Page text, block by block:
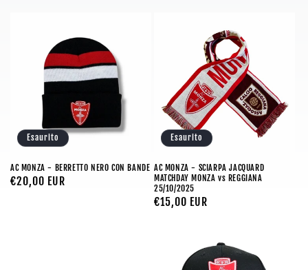
Esaurito
AC MONZA - BERRETTO NERO CON BANDE
Prezzo
€20,00 EUR
Esaurito
AC MONZA - SCIARPA JACQUARD
MATCHDAY MONZA vs REGGIANA
25/10/2025
Prezzo
€15,00 EUR